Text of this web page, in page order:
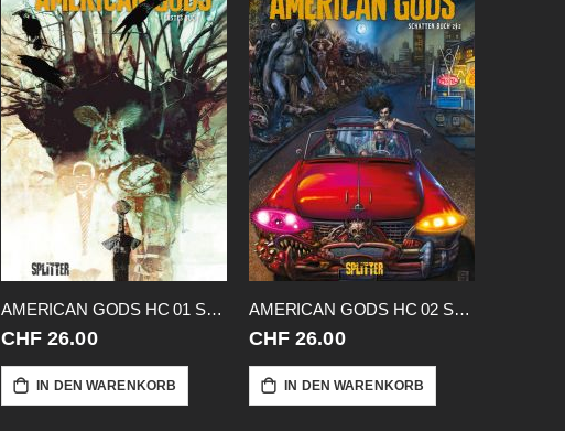
AMERICAN GODS HC 01 SCHATTEN I
CHF 26.00
IN DEN WARENKORB
AMERICAN GODS HC 02 SCHATTEN II
CHF 26.00
IN DEN WARENKORB